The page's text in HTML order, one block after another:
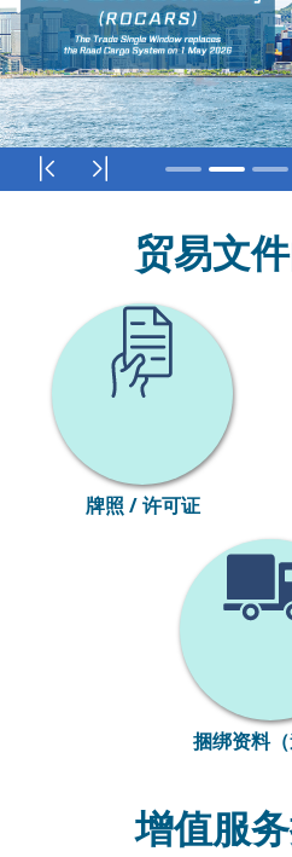
第一个最后一个
贸易文
牌照 / 许可证
捆绑资料（
增值服